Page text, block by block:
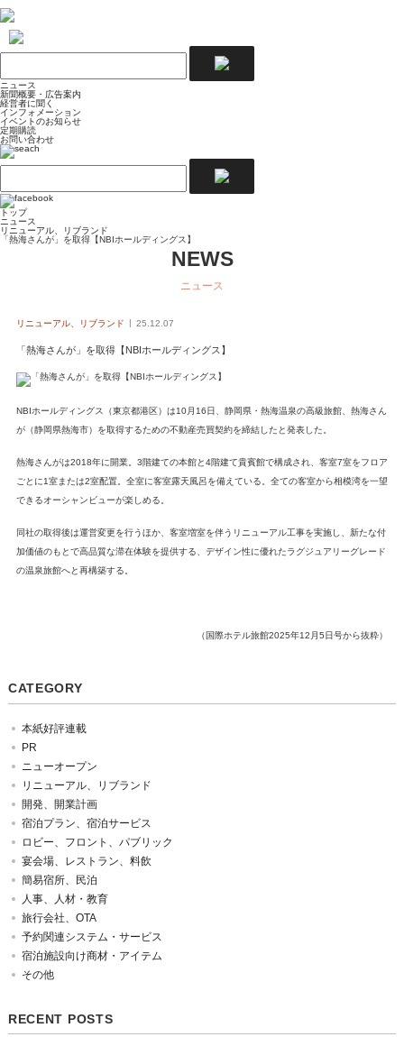
ニュース
新聞概要・広告案内
経営者に聞く
インフォメーション
イベントのお知らせ
定期購読
お問い合わせ
トップ
ニュース
リニューアル、リブランド
「熱海さんが」を取得【NBIホールディングス】
NEWS
ニュース
リニューアル、リブランド 25.12.07
「熱海さんが」を取得【NBIホールディングス】
NBIホールディングス（東京都港区）は10月16日、静岡県・熱海温泉の高級旅館、熱海さん
が（静岡県熱海市）を取得するための不動産売買契約を締結したと発表した。
熱海さんがは2018年に開業。3階建ての本館と4階建て貴賓館で構成され、客室7室をフロア
ごとに1室または2室配置。全室に客室露天風呂を備えている。全ての客室から相模湾を一望
できるオーシャンビューが楽しめる。
同社の取得後は運営変更を行うほか、客室増室を伴うリニューアル工事を実施し、新たな付
加価値のもとで高品質な滞在体験を提供する、デザイン性に優れたラグジュアリーグレード
の温泉旅館へと再構築する。
（国際ホテル旅館2025年12月5日号から抜粋）
CATEGORY
本紙好評連載
PR
ニューオープン
リニューアル、リブランド
開発、開業計画
宿泊プラン、宿泊サービス
ロビー、フロント、パブリック
宴会場、レストラン、料飲
簡易宿所、民泊
人事、人材・教育
旅行会社、OTA
予約関連システム・サービス
宿泊施設向け商材・アイテム
その他
RECENT POSTS